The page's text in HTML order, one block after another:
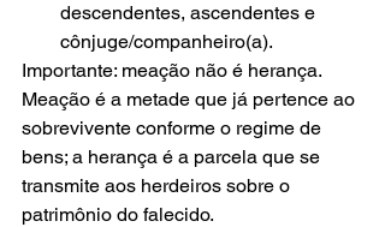
descendentes, ascendentes e
cônjuge/companheiro(a).
Importante: meação não é herança.
Meação é a metade que já pertence ao
sobrevivente conforme o regime de
bens; a herança é a parcela que se
transmite aos herdeiros sobre o
patrimônio do falecido.